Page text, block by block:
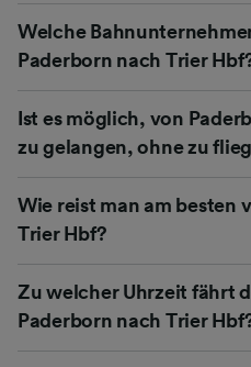
Welche
Paderborn nach Trier
Ist es möglich, von
zu gelangen, ohne zu
Wie reist man am besten
Trier Hbf?
Zu welcher Uhrzeit fährt
Paderborn nach Trier